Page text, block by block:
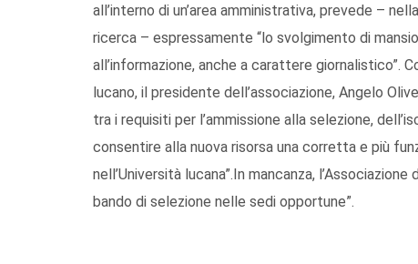
all’interno di un’area amministrativa, prevede –
ricerca – espressamente “lo svolgimento di
all’informazione, anche a carattere giornalistico”.
lucano, il presidente dell’associazione, Angelo
tra i requisiti per l’ammissione alla selezione,
consentire alla nuova risorsa una corretta e più
nell’Università lucana”.In mancanza,
bando di selezione nelle sedi opportune”.